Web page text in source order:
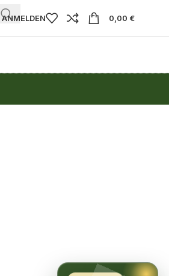
ANMELDEN 0,00 €